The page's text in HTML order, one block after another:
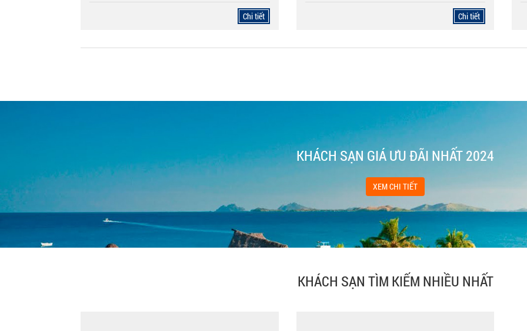
Chi tiết Chi tiết
KHÁCH SẠN GIÁ ƯU ĐÃI NHẤT 2024
XEM CHI TIẾT
KHÁCH SẠN TÌM KIẾM NHIỀU NHẤT